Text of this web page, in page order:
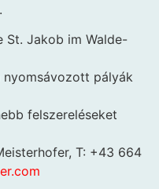
Jakob im Walde-
pályák
felszereléseket
T: +43 664